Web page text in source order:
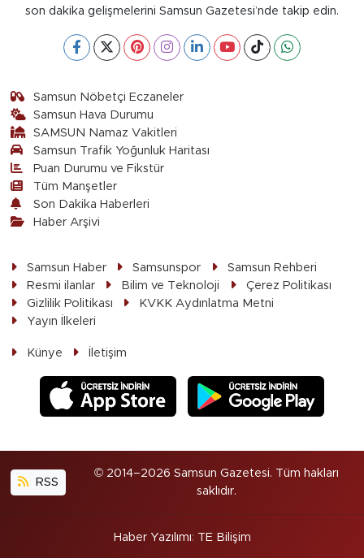
son dakika gelişmelerini Samsun Gazetesi’nde takip edin.
Samsun Nöbetçi Eczaneler
Samsun Hava Durumu
SAMSUN Namaz Vakitleri
Samsun Trafik Yoğunluk Haritası
Puan Durumu ve Fikstür
Tüm Manşetler
Son Dakika Haberleri
Haber Arşivi
Samsun Haber Samsunspor
Samsun Rehberi
Resmi ilanlar
Bilim ve Teknoloji
Çerez Politikası
Gizlilik Politikası
KVKK Aydınlatma Metni
Yayın İlkeleri
Künye İletişim
RSS
© 2014–2026 Samsun Gazetesi. Tüm hakları
saklıdır.
Haber Yazılımı: TE Bilişim